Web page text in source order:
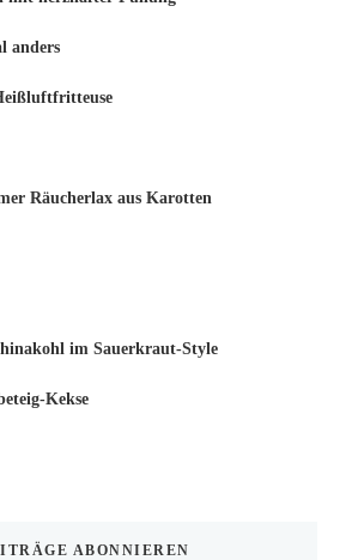
anders
Räucherlax aus Karotten
im Sauerkraut-Style
Kekse
ABONNIEREN